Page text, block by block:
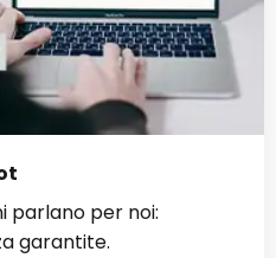
parlano per noi:
garantite.